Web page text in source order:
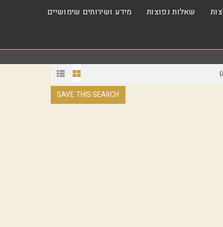
שאלות נפוצות מידע ושירותים שימושיים
SAVE THIS SEARCH